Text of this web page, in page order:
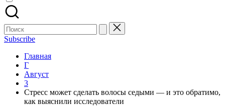
Поиск
для:
Subscribe
Главная
Г
Август
3
Стресс может сделать волосы седыми — и это обратимо,
как выяснили исследователи